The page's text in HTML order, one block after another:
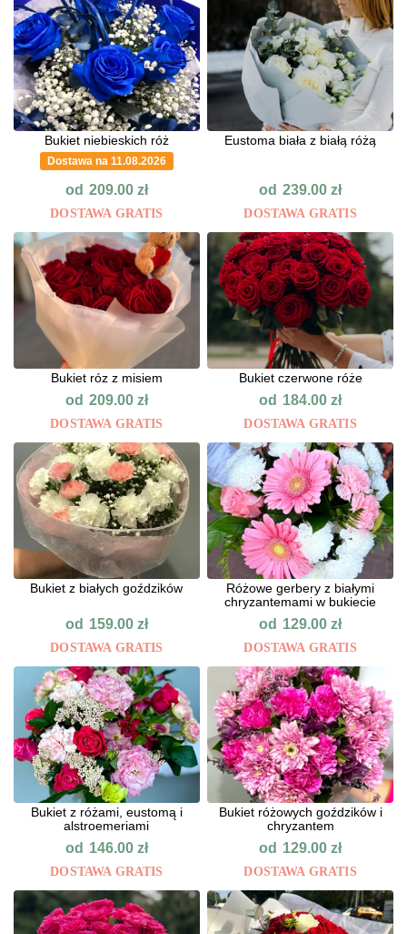
Bukiet niebieskich róż
Dostawa na 11.08.2026
od 209.00 zł
DOSTAWA GRATIS
Eustoma biała z białą różą
od 239.00zł
DOSTAWA GRATIS
Bukiet róz z misiem
od 209.00 zł
DOSTAWA GRATIS
Bukiet czerwone róże
od 184.00zł
DOSTAWA GRATIS
Bukiet z białych goździków
od 159.00 zł
DOSTAWA GRATIS
Różowe gerbery z białymi
chryzantemami w bukiecie
od 129.00zł
DOSTAWA GRATIS
Bukiet z różami, eustomą i
alstroemeriami
od 146.00 zł
DOSTAWA GRATIS
Bukiet różowych goździków i
chryzantem
od 129.00zł
DOSTAWA GRATIS